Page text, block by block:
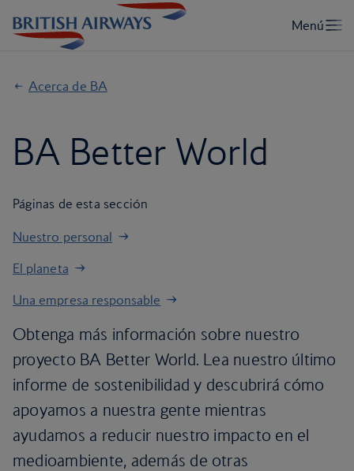
Acerca de BA
BA Better World
Páginas de esta sección
Nuestro personal
El planeta
Una empresa responsable
Obtenga más información sobre nuestro
proyecto BA Better World. Lea nuestro último
informe de sostenibilidad y descubrirá cómo
apoyamos a nuestra gente mientras
ayudamos a reducir nuestro impacto en el
medioambiente, además de otras